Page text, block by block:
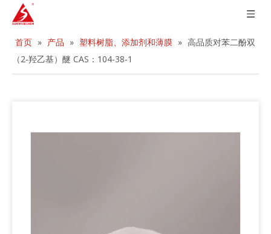
首页 » 产品 » 塑料树脂、添加剂和薄膜 » 高品质对苯二酚双
（2-羟乙基）醚 CAS：104-38-1